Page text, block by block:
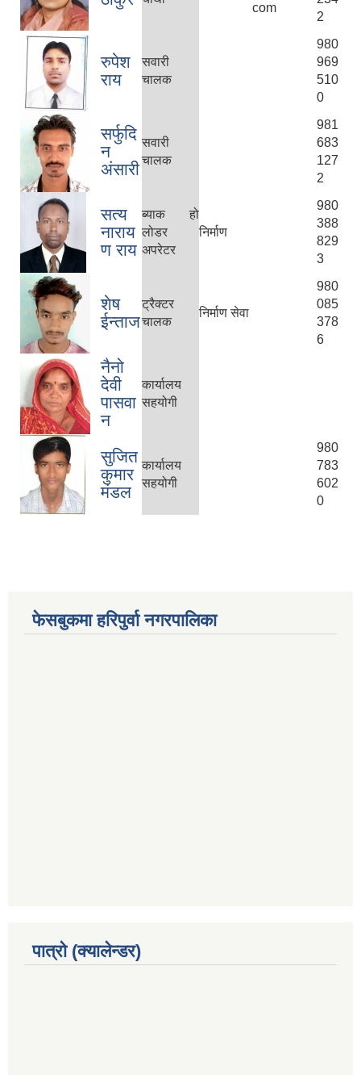
com
2
रुपेश
राय
सवारी
चालक
980
969
510
0
सर्फुदि
न
अंसारी
सवारी
चालक
981
683
127
2
सत्य
नाराय
ण राय
ब्याक हो
लोडर
अपरेटर
निर्माण
980
388
829
3
शेष
ईन्ताज
ट्रैक्टर
चालक
निर्माण सेवा
980
085
378
6
नैनो
देवी
पासवा
न
कार्यालय
सहयोगी
सुजित
कुमार
मंडल
कार्यालय
सहयोगी
980
783
602
0
फेसबुकमा हरिपुर्वा नगरपालिका
पात्रो (क्यालेन्डर)